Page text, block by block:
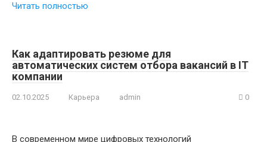
Читать полностью
Как адаптировать резюме для
автоматических систем отбора вакансий в IT
компании
02.10.2025 Карьера admin 0
В современном мире цифровых технологий